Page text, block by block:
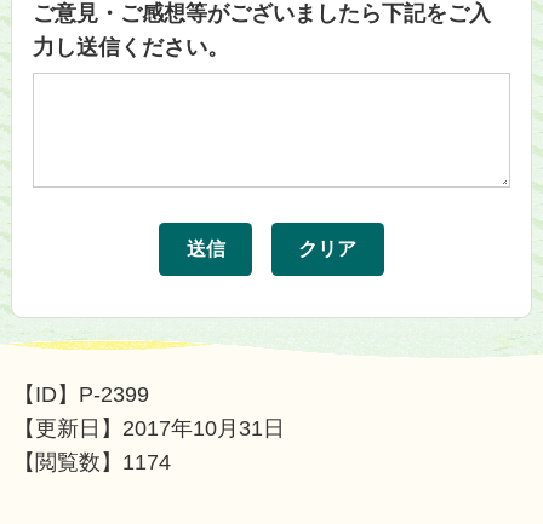
ご意見・ご感想等がございましたら下記をご入
力し送信ください。
【ID】 P-2399
【更新日】 2017年10月31日
【閲覧数】 1174